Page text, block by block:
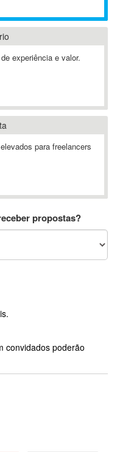
experiência e valor.
para freelancers
propostas?
convidados poderão